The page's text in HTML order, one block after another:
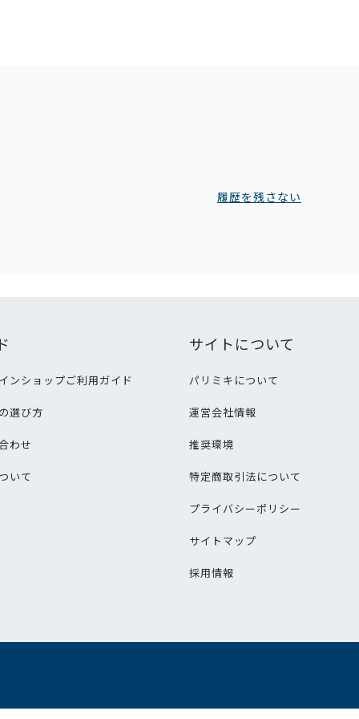
履歴を残さない
ンショップご利用ガイド
選び方
わせ
いて
サイトについて
パリミキについて
運営会社情報
推奨環境
特定商取引法について
プライバシーポリシー
サイトマップ
採用情報